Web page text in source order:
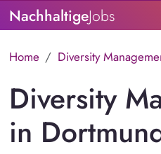
NachhaltigeJobs
Home Diversity
Diversity
in